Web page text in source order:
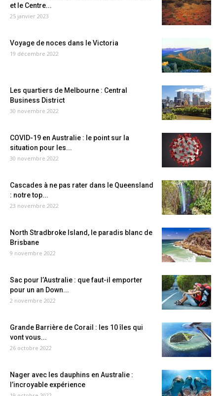
et le Centre...
25 janvier 2023
Voyage de noces dans le Victoria
19 décembre 2022
Les quartiers de Melbourne : Central
Business District
30 novembre 2022
COVID-19 en Australie : le point sur la
situation pour les...
30 novembre 2022
Cascades à ne pas rater dans le Queensland
: notre top...
23 novembre 2022
North Stradbroke Island, le paradis blanc de
Brisbane
9 novembre 2022
Sac pour l’Australie : que faut-il emporter
pour un an Down...
2 novembre 2022
Grande Barrière de Corail : les 10 îles qui
vont vous...
26 octobre 2022
Nager avec les dauphins en Australie :
l’incroyable expérience